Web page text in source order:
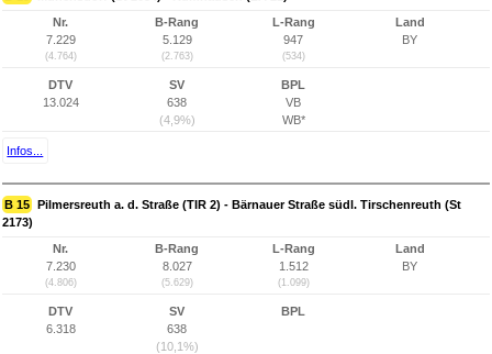
Nr.
7.229
(4.764)
B-Rang
5.129
(2.763)
L-Rang
947
(534)
Land
BY
DTV
13.024
SV
638
(4,9%)
BPL
VB
WB*
Infos...
B 15 Pilmersreuth a. d. Straße (TIR 2) - Bärnauer Straße südl. Tirschenreuth (St
2173)
Nr.
7.230
(4.806)
B-Rang
8.027
(5.629)
L-Rang
1.512
(1.099)
Land
BY
DTV
6.318
SV
638
(10,1%)
BPL